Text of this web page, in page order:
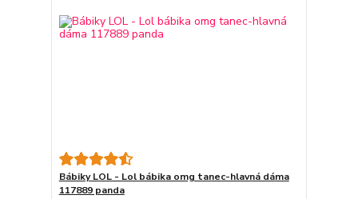
Bábiky LOL - Lol bábika omg tanec-hlavná dáma
117889 panda